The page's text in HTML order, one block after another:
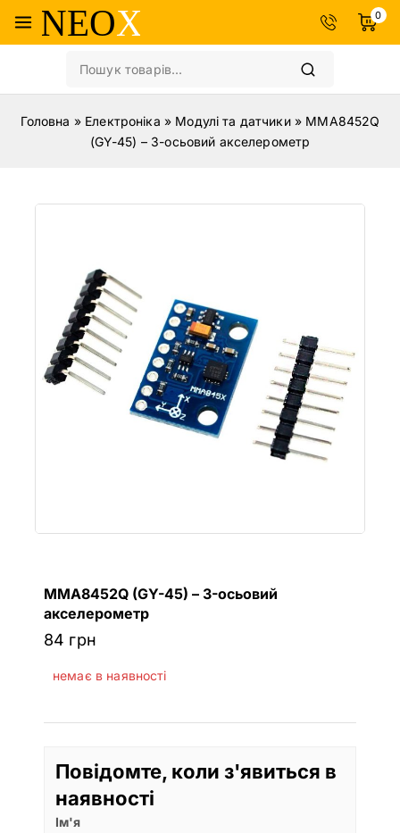
0
Головна » Електроніка » Модулі та датчики» MMA8452Q
(GY-45) – 3-осьовий акселерометр
MMA8452Q (GY-45) – 3-осьовий
акселерометр
84 грн
немає в наявності
Повідомте, коли з'явиться в
наявності
Ім'я